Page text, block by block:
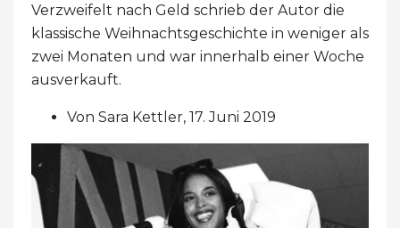
Verzweifelt nach Geld schrieb der Autor die
klassische Weihnachtsgeschichte in weniger als
zwei Monaten und war innerhalb einer Woche
ausverkauft.
Von Sara Kettler, 17. Juni 2019